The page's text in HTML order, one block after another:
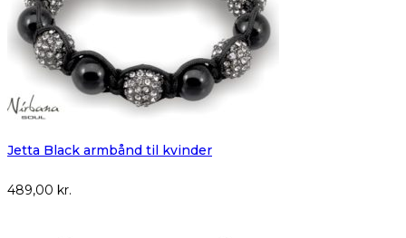
Jetta Black armbånd til kvinder
489,00 kr.